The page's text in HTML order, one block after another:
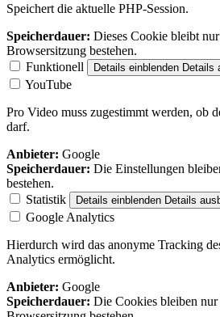
Speichert die aktuelle PHP-Session.
Speicherdauer: Dieses Cookie bleibt
Browsersitzung bestehen.
Funktionell
Details einblenden Details
YouTube
Pro Video muss zugestimmt werden, ob
darf.
Anbieter: Google
Speicherdauer: Die Einstellungen
bestehen.
Statistik
Details einblenden Details
Google Analytics
Hierdurch wird das anonyme Tracking
Analytics ermöglicht.
Anbieter: Google
Speicherdauer: Die Cookies bleiben